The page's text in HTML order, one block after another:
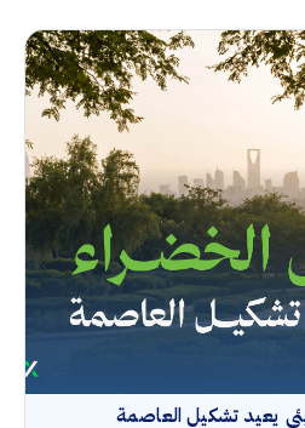
يعيد تشكيل العاصمة